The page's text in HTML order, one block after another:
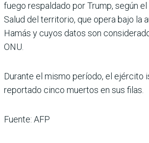
fuego respaldado por Trump, según
Salud del territorio, que opera bajo la
Hamás y cuyos datos son
ONU.
Durante el mismo período, el ejército
reportado cinco muertos en sus filas.
Fuente: AFP